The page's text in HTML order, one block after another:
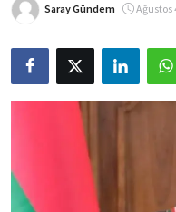
Spor Haberleri
Teknoloji Haberleri
Magazin Haberleri
Dünya Haberleri
Saray Gündem Ağustos